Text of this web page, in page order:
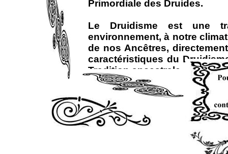
Primordiale des Druides.
Le Druidisme est une
environnement, à notre
de nos Ancêtres,
caractéristiques du
Tradition ancestrale, qu'il n'y
Le Druidisme représente
de nos ancêtres. La vraie
capacité à nous faire vivre
Druides cherchent surtout à
créativité et l'Amour. Dans
constante et persévérante,